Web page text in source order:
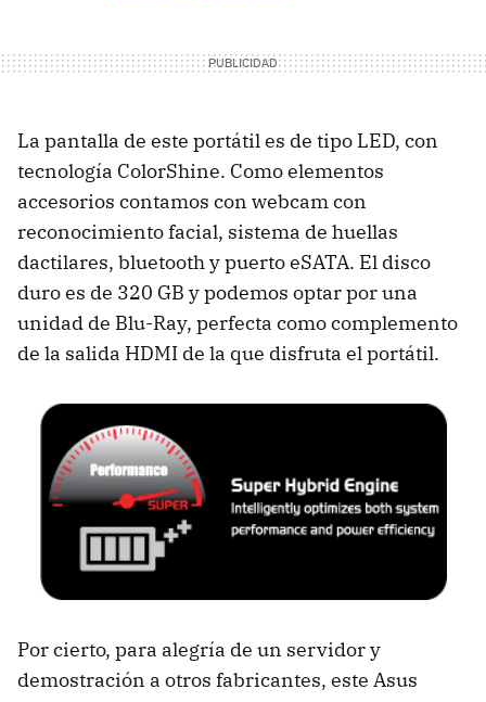
La pantalla de este portátil es de tipo LED, con
tecnología ColorShine. Como elementos
accesorios contamos con webcam con
reconocimiento facial, sistema de huellas
dactilares, bluetooth y puerto eSATA. El disco
duro es de 320 GB y podemos optar por una
unidad de Blu-Ray, perfecta como complemento
de la salida HDMI de la que disfruta el portátil.
Por cierto, para alegría de un servidor y
demostración a otros fabricantes, este Asus